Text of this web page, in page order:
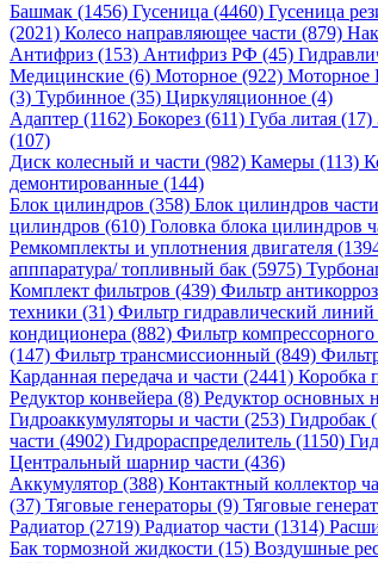
Башмак (1456) Гусеница (4460) Гусеница
(2021) Колесо направляющее части (879)
Антифриз (153) Антифриз РФ (45)
Медицинские (6) Моторное (922) Моторное
(3) Турбинное (35) Циркуляционное (4)
Адаптер (1162) Бокорез (611) Губа литая (17)
(107)
Диск колесный и части (982) Камеры (113)
демонтированные (144)
Блок цилиндров (358) Блок цилиндров
цилиндров (610) Головка блока цилиндров
Ремкомплекты и уплотнения двигателя
апппаратура/ топливный бак (5975)
Комплект фильтров (439) Фильтр
техники (31) Фильтр гидравлический
кондиционера (882) Фильтр
(147) Фильтр трансмиссионный (849)
Карданная передача и части (2441) Коробка
Редуктор конвейера (8) Редуктор основных
Гидроаккумуляторы и части (253) Гидробак
части (4902) Гидрораспределитель (1150)
Центральный шарнир части (436)
Аккумулятор (388) Контактный коллектор
(37) Тяговые генераторы (9) Тяговые
Радиатор (2719) Радиатор части (1314)
Бак тормозной жидкости (15) Воздушные